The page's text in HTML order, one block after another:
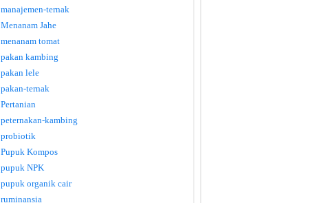
manajemen-ternak
Menanam Jahe
menanam tomat
pakan kambing
pakan lele
pakan-ternak
Pertanian
peternakan-kambing
probiotik
Pupuk Kompos
pupuk NPK
pupuk organik cair
ruminansia